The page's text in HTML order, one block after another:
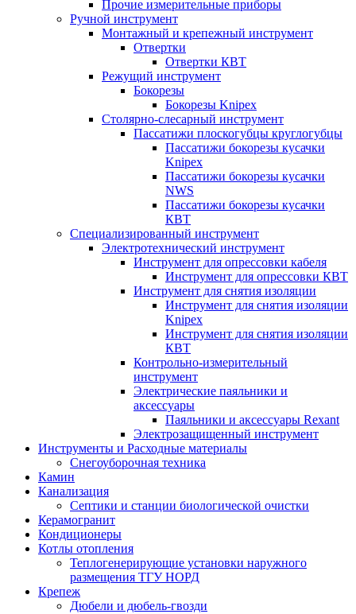
Прочие измерительные приборы
Ручной инструмент
Монтажный и крепежный инструмент
Отвертки
Отвертки КВТ
Режущий инструмент
Бокорезы
Бокорезы Knipex
Столярно-слесарный инструмент
Пассатижи плоскогубцы круглогубцы
Пассатижи бокорезы кусачки
Knipex
Пассатижи бокорезы кусачки
NWS
Пассатижи бокорезы кусачки
КВТ
Специализированный инструмент
Электротехнический инструмент
Инструмент для опрессовки кабеля
Инструмент для опрессовки КВТ
Инструмент для снятия изоляции
Инструмент для снятия изоляции
Knipex
Инструмент для снятия изоляции
КВТ
Контрольно-измерительный
инструмент
Электрические паяльники и
аксессуары
Паяльники и аксессуары Rexant
Электрозащищенный инструмент
Инструменты и Расходные материалы
Снегоуборочная техника
Камин
Канализация
Септики и станции биологической очистки
Керамогранит
Кондиционеры
Котлы отопления
Теплогенерирующие установки наружного
размещения ТГУ НОРД
Крепеж
Дюбели и дюбель-гвозди